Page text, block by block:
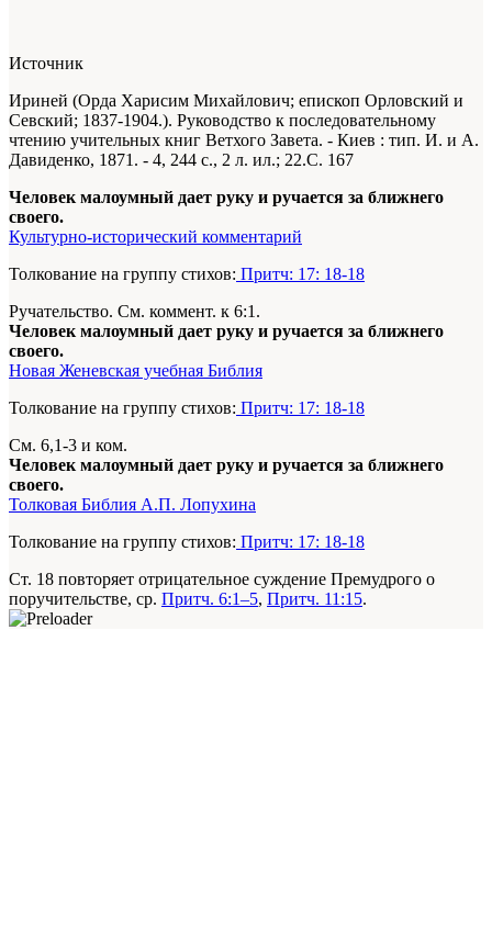
Источник
Ириней (Орда Харисим Михайлович; епископ Орловский и
Севский; 1837-1904.). Руководство к последовательному
чтению учительных книг Ветхого Завета. - Киев : тип. И. и А.
Давиденко, 1871. - 4, 244 с., 2 л. ил.; 22.С. 167
Человек малоумный дает руку и ручается за ближнего
своего.
Культурно-исторический комментарий
Толкование на группу стихов: Притч: 17: 18-18
Ручательство. См. коммент. к 6:1.
Человек малоумный дает руку и ручается за ближнего
своего.
Новая Женевская учебная Библия
Толкование на группу стихов: Притч: 17: 18-18
См. 6,1-3 и ком.
Человек малоумный дает руку и ручается за ближнего
своего.
Толковая Библия А.П. Лопухина
Толкование на группу стихов: Притч: 17: 18-18
Ст. 18 повторяет отрицательное суждение Премудрого о
поручительстве, ср. Притч. 6:1–5, Притч. 11:15.